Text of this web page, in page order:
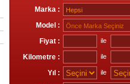
Marka :
Model :
Fiyat :
ile
Kilometre : ile
Yıl : ile